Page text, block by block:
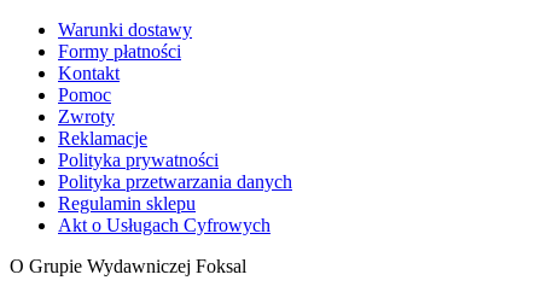
Warunki dostawy
Formy płatności
Kontakt
Pomoc
Zwroty
Reklamacje
Polityka prywatności
Polityka przetwarzania danych
Regulamin sklepu
Akt o Usługach Cyfrowych
O Grupie Wydawniczej Foksal